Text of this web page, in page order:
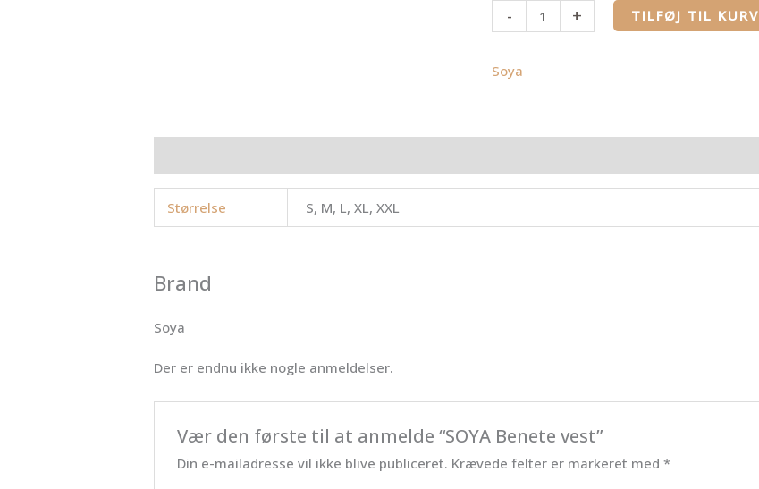
- + TILFØJ TIL KURV
Soya
Størrelse S, M, L, XL, XXL
Brand
Soya
Der er endnu ikke nogle anmeldelser.
Vær den første til at anmelde “SOYA Benete vest”
Din e-mailadresse vil ikke blive publiceret. Krævede felter er markeret med*